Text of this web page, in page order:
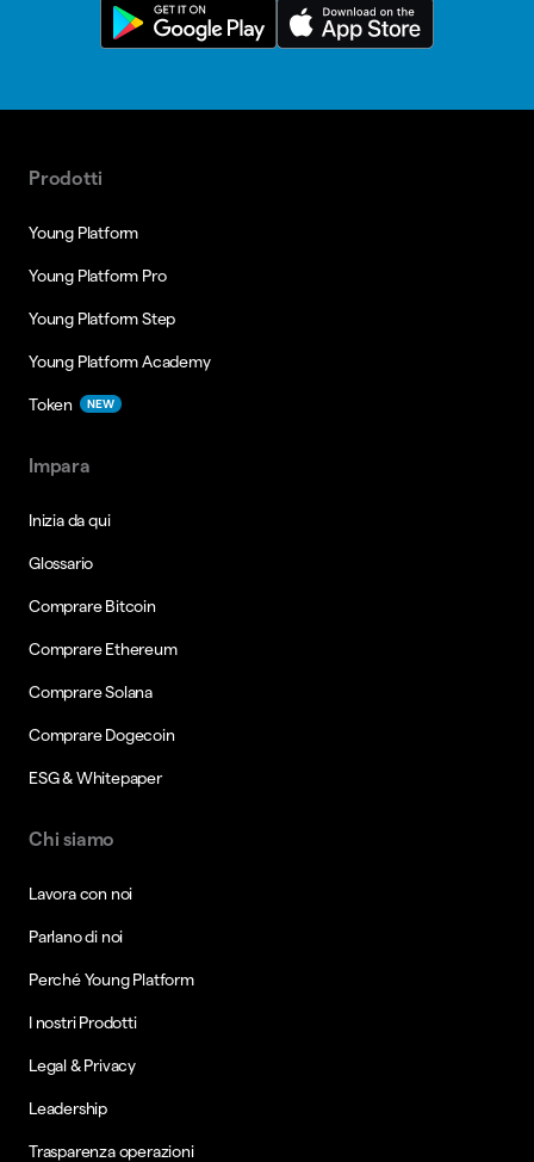
Prodotti
Young Platform
Young Platform Pro
Young Platform Step
Young Platform Academy
Token NEW
Impara
Inizia da qui
Glossario
Comprare Bitcoin
Comprare Ethereum
Comprare Solana
Comprare Dogecoin
ESG & Whitepaper
Chi siamo
Lavora con noi
Parlano di noi
Perché Young Platform
I nostri Prodotti
Legal & Privacy
Leadership
Trasparenza operazioni